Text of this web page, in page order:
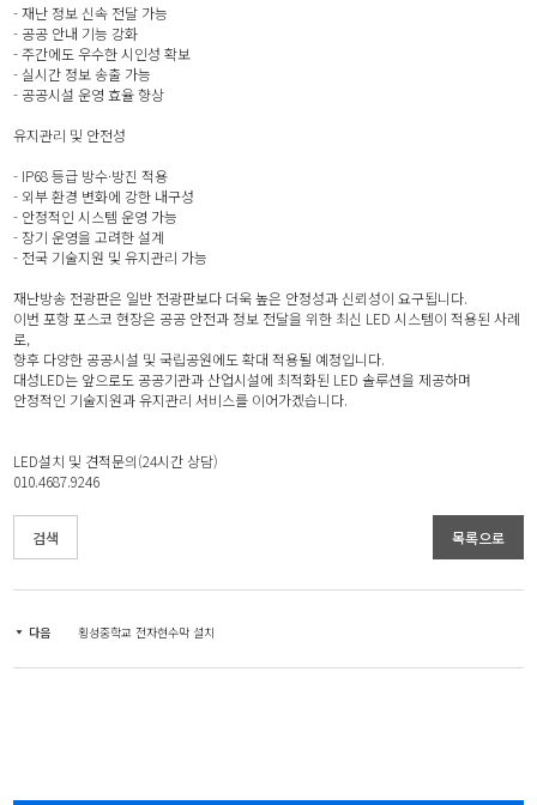
- 재난 정보 신속 전달 가능
- 공공 안내 기능 강화
- 주간에도 우수한 시인성 확보
- 실시간 정보 송출 가능
- 공공시설 운영 효율 향상
유지관리 및 안전성
- IP68 등급 방수·방진 적용
- 외부 환경 변화에 강한 내구성
- 안정적인 시스템 운영 가능
- 장기 운영을 고려한 설계
- 전국 기술지원 및 유지관리 가능
재난방송 전광판은 일반 전광판보다 더욱 높은 안정성과 신뢰성이 요구됩니다.
이번 포항 포스코 현장은 공공 안전과 정보 전달을 위한 최신 LED 시스템이 적용된 사례
로,
향후 다양한 공공시설 및 국립공원에도 확대 적용될 예정입니다.
대성LED는 앞으로도 공공기관과 산업시설에 최적화된 LED 솔루션을 제공하며
안정적인 기술지원과 유지관리 서비스를 이어가겠습니다.
LED설치 및 견적문의(24시간 상담)
010.4687.9246
검색 목록으로
다음 횡성중학교 전자현수막 설치